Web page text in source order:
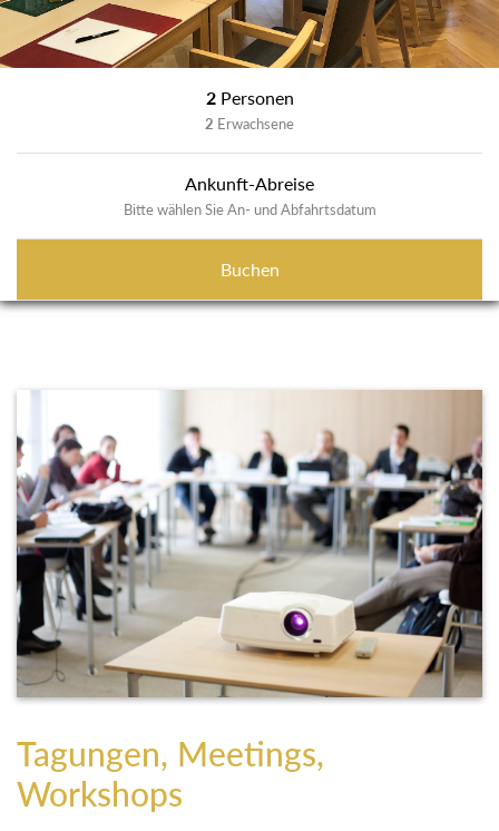
2 Personen
2 Erwachsene
Ankunft-Abreise
Bitte wählen Sie An- und Abfahrtsdatum
Buchen
Tagungen, Meetings,
Workshops